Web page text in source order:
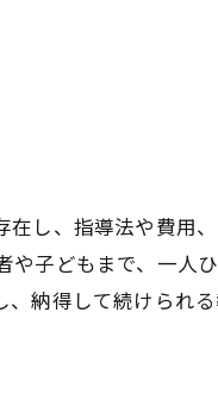
し、指導法や費用
子どもまで、一人
納得して続けられ